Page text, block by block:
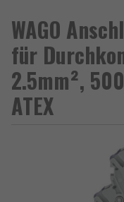
WAGO
für
2.5mm²,
ATEX